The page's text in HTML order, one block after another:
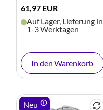
61,97 EUR
Auf Lager, Lieferung in
1-3 Werktagen
In den Warenkorb
Neu